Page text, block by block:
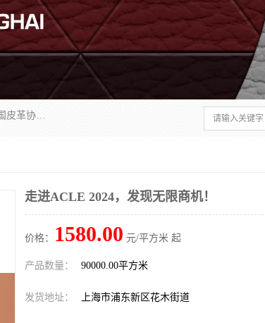
中国国际皮革展（ACLE）是中国规模最大、最权威的国际皮革盛会，自创办以来一直由中国皮革协会（CLIA）和亚太区皮革展有限公司（APLF）共同举办
走进ACLE 2024，发现无限商机！
价格： 1580.00 元/平方米 起
产品数量： 90000.00平方米
发货地址： 上海市浦东新区花木街道